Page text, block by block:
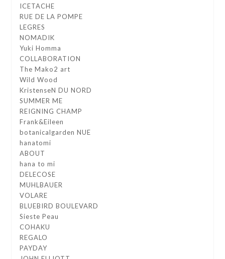
ICETACHE
RUE DE LA POMPE
LEGRES
NOMADIK
Yuki Homma
COLLABORATION
The Mako2 art
Wild Wood
KristenseN DU NORD
SUMMER ME
REIGNING CHAMP
Frank&Eileen
botanicalgarden NUE
hanatomi
ABOUT
hana to mi
DELECOSE
MUHLBAUER
VOLARE
BLUEBIRD BOULEVARD
Sieste Peau
COHAKU
REGALO
PAYDAY